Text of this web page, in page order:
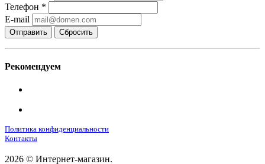
Телефон *
E-mail
Сбросить
Рекомендуем
Политика конфиденциальности
Контакты
2026 © Интернет-магазин.